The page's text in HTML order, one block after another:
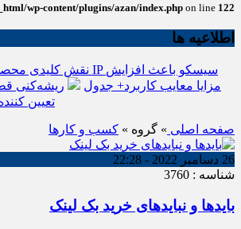
wp-content/plugins/azan/index.phpon line 122
اطلاعیه ها
نقش کلیدی
انواع باتری یو پی اس(ups)+مزایا معایب کاربرد+ جدول ریشه‌کنی
تعیین
صفحه اصلی » گروه » کسب و کارها
26 دسامبر 2022 - 22:28
شناسه : 3760
بایدها و نبایدهای خرید بک لینک